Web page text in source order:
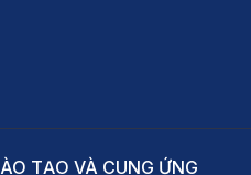
TẠO VÀ CUNG ỨNG